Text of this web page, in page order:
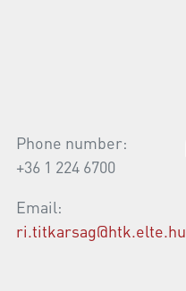
Phone number:
+36 1 224 6700
Email:
ri.titkarsag@htk.elte.hu